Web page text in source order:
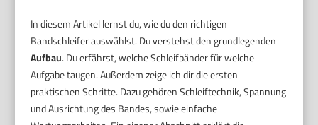
In diesem Artikel lernst du, wie du den richtigen
Bandschleifer auswählst. Du verstehst den grundlegenden
Aufbau. Du erfährst, welche Schleifbänder für welche
Aufgabe taugen. Außerdem zeige ich dir die ersten
praktischen Schritte. Dazu gehören Schleiftechnik, Spannung
und Ausrichtung des Bandes, sowie einfache